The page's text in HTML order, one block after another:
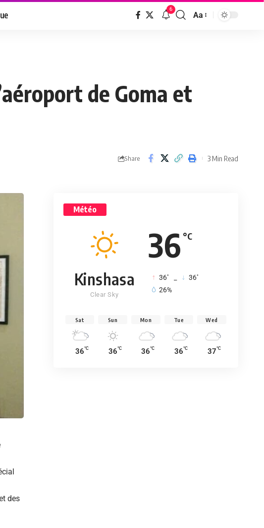
6
Aa
de Goma et
Share 3 Min Read
des
Météo
36 °C
Kinshasa
Clear Sky
36° 36°
26%
Sat
36°C
Sun
36°C
Mon
36°C
Tue
36°C
Wed
37°C